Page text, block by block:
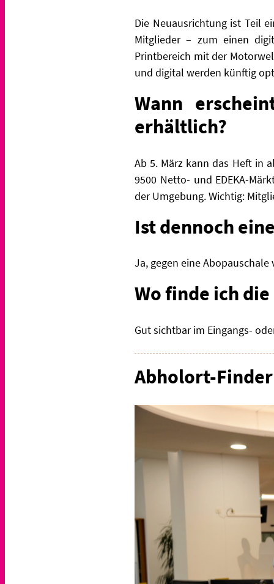
Die Neuausrichtung ist Teil
Mitglieder – zum einen
Printbereich mit der
und digital werden künftig
Wann
erhältlich?
Ab 5. März kann das Heft in
9500 Netto- und EDEKA-
der Umgebung. Wichtig:
Ist dennoch
Ja, gegen eine
Wo finde ich
Gut sichtbar im Eingangs-
Abholort-Finder